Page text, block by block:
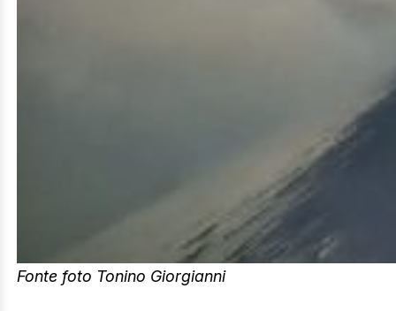
Fonte foto Tonino Giorgianni